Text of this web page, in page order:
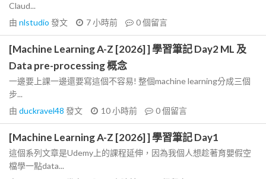
Claud...
由 nlstudio 發文 7 小時前 0個留言
[Machine Learning A-Z [2026] ] 學習筆記 Day2 ML 及
Data pre-processing 概念
一邊要上課一邊還要寫這個不容易! 整個machine learning分成三個
步...
由 duckravel48 發文 10 小時前 0個留言
[Machine Learning A-Z [2026] ] 學習筆記 Day1
這個系列文章是Udemy上的課程延伸，因為我個人想趁著育嬰假空
檔學一點data...